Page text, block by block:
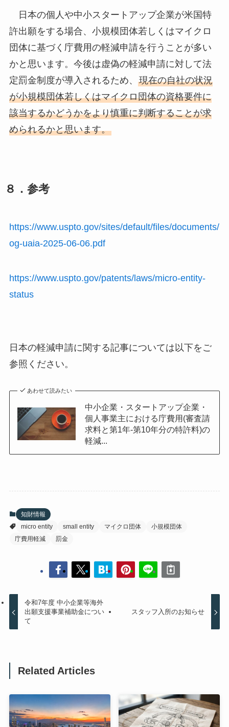
日本の個人や中小スタートアップ企業が米国特
許出願をする場合、小規模団体若しくはマイクロ
団体に基づく庁費用の軽減申請を行うことが多い
かと思います。今後は虚偽の軽減申請に対して法
定罰金制度が導入されるため、 現在の自社の状況
が小規模団体若しくはマイクロ団体の資格要件に
該当するかどうかをより慎重に判断することが求
められるかと思います。
８．参考
https://www.uspto.gov/sites/default/files/documents/
og-uaia-2025-06-06.pdf
https://www.uspto.gov/patents/laws/micro-entity-
status
日本の軽減申請に関する記事については以下をご
参照ください。
あわせて読みたい
中小企業・スタートアップ企業・
個人事業主における庁費用(審査請
求料と第1年-第10年分の特許料)の
軽減...
知財情報
micro entity
small entity マイクロ団体
小規模団体
庁費用軽減
罰金
令和7年度 中小企業等海外
出願支援事業補助金につい
て
スタッフ入所のお知らせ
Related Articles